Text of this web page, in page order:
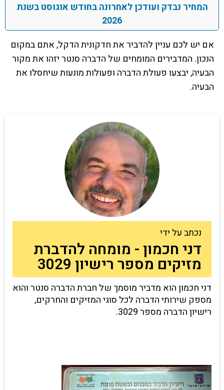
המחיר נבדק ועודכן לאחרונה בחודש אוגוסט בשנת
2026
אם יש לכם עניין להדביר את חדקונית הדקל, אתם במקום
הנכון. המדבירים המומחים של הדברה סנטר יזהו את מקור
הבעיה, יבצעו פעולת הדברה ופעולות מונעות שיחסלו את
הבעיה.
נכתב על ידי
דני חכמון - מומחה להדברת
מזיקים מספר רישיון 3029
דני חכמון הוא מדביר מוסמך של חברת הדברה סנטר והוא
מספק שירותי הדברה לכל סוגי המזיקים והחרקים,
רישיון הדברה מספר 3029.